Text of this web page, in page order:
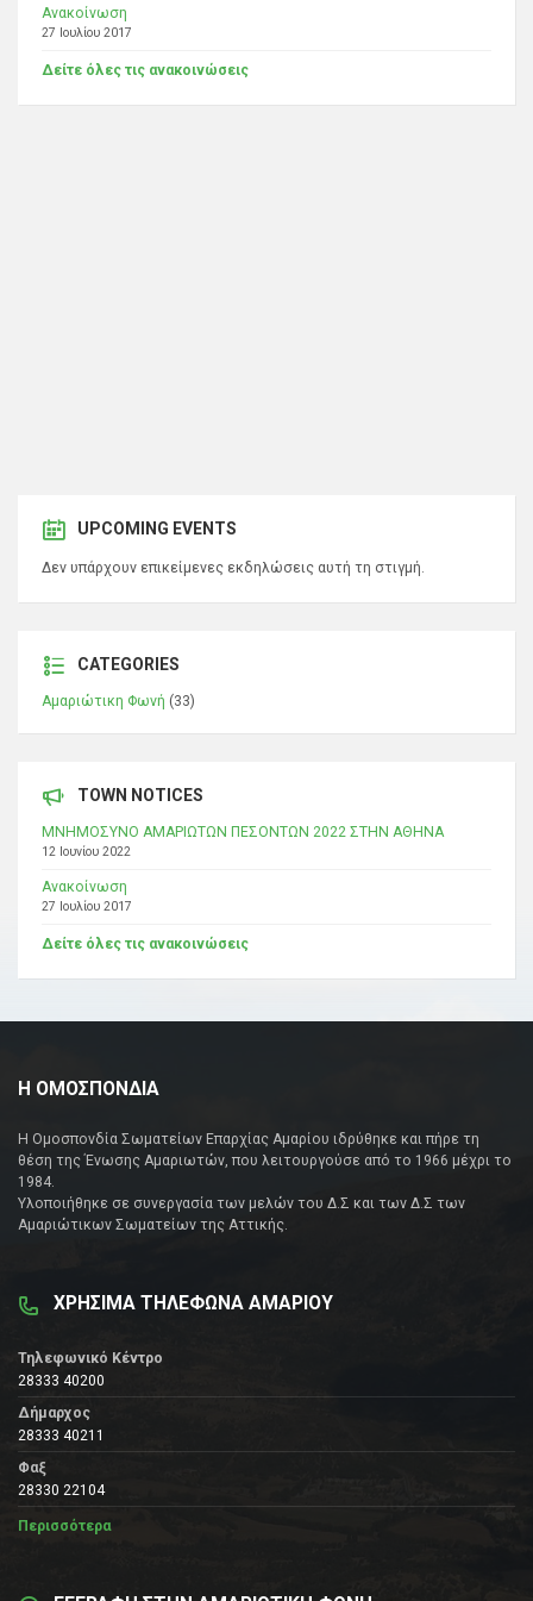
Ανακοίνωση
27 Ιουλίου 2017
Δείτε όλες τις ανακοινώσεις
UPCOMING EVENTS
Δεν υπάρχουν επικείμενες εκδηλώσεις αυτή τη στιγμή.
CATEGORIES
Αμαριώτικη Φωνή (33)
TOWN NOTICES
ΜΝΗΜΟΣΥΝΟ ΑΜΑΡΙΩΤΩΝ ΠΕΣΟΝΤΩΝ 2022 ΣΤΗΝ ΑΘΗΝΑ
12 Ιουνίου 2022
Ανακοίνωση
27 Ιουλίου 2017
Δείτε όλες τις ανακοινώσεις
Η ΟΜΟΣΠΟΝΔΙΑ
Η Ομοσπονδία Σωματείων Επαρχίας Αμαρίου ιδρύθηκε και πήρε τη
θέση της Ένωσης Αμαριωτών, που λειτουργούσε από το 1966 μέχρι το
1984.
Υλοποιήθηκε σε συνεργασία των μελών του Δ.Σ και των Δ.Σ των
Αμαριώτικων Σωματείων της Αττικής.
ΧΡΗΣΙΜΑ ΤΗΛΕΦΩΝΑ ΑΜΑΡΙΟΥ
Τηλεφωνικό Κέντρο
28333 40200
Δήμαρχος
28333 40211
Φαξ
28330 22104
Περισσότερα